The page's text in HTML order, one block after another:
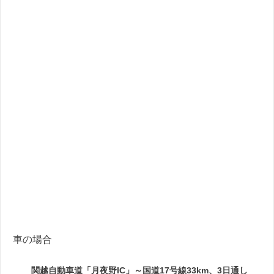
車の場合
関越自動車道「月夜野IC」～国道17号線33km、3日通し